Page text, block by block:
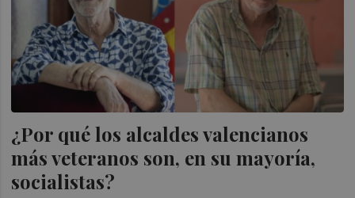
¿Por qué los alcaldes valencianos
más veteranos son, en su mayoría,
socialistas?